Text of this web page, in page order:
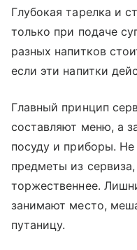
Глубокая тарелка и
только при подаче
разных напитков
если эти напитки
Главный принцип
составляют меню, а
посуду и приборы. Не
предметы из
торжественнее.
занимают место,
путаницу.